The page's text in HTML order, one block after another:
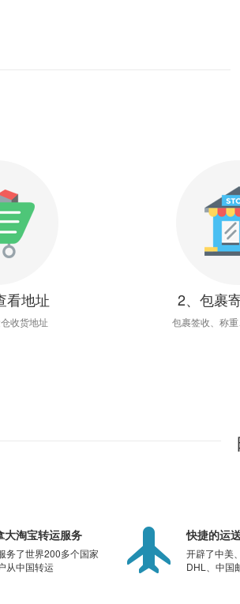
看地址
收货地址
2、包裹
包裹签收、称
大淘宝转运服务
务了世界200多个国家
从中国转运
快捷的运
开辟了中美
DHL、中国